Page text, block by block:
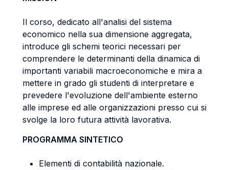
Il corso, dedicato all'analisi del sistema
economico nella sua dimensione aggregata,
introduce gli schemi teorici necessari per
comprendere le determinanti della dinamica di
importanti variabili macroeconomiche e mira a
mettere in grado gli studenti di interpretare e
prevedere l'evoluzione dell'ambiente esterno
alle imprese ed alle organizzazioni presso cui si
svolge la loro futura attività lavorativa.
PROGRAMMA SINTETICO
Elementi di contabilità nazionale.